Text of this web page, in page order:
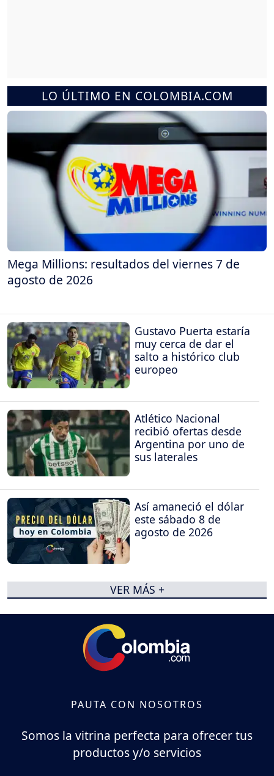
LO ÚLTIMO EN COLOMBIA.COM
Mega Millions: resultados del viernes 7 de
agosto de 2026
Gustavo Puerta estaría
muy cerca de dar el
salto a histórico club
europeo
Atlético Nacional
recibió ofertas desde
Argentina por uno de
sus laterales
Así amaneció el dólar
este sábado 8 de
agosto de 2026
VER MÁS +
PAUTA CON NOSOTROS
Somos la vitrina perfecta para ofrecer tus
productos y/o servicios